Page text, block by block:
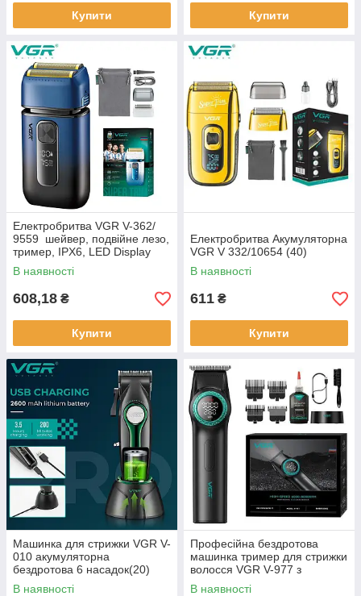
Купити Купити
Електробритва VGR V-362/
9559 шейвер, подвійне лезо,
тример, IPX6, LED Display
(20)
В наявності
608,18 ₴
Купити
Електробритва Акумуляторна
VGR V 332/10654 (40)
В наявності
611 ₴
Купити
Машинка для стрижки VGR V-
010 акумуляторна
бездротова 6 насадок(20)
В наявності
Професійна бездротова
машинка тример для стрижки
волосся VGR V-977 з
зарядною базою (20)
В наявності